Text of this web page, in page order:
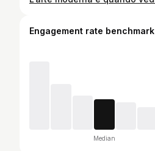
Engagement rate benchmark
Median